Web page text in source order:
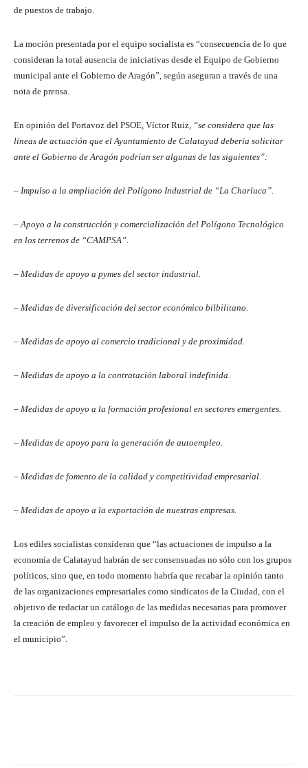
de puestos de trabajo.
La moción presentada por el equipo socialista es “consecuencia de lo que
consideran la total ausencia de iniciativas desde el Equipo de Gobierno
municipal ante el Gobierno de Aragón”, según aseguran a través de una
nota de prensa.
En opinión del Portavoz del PSOE, Víctor Ruiz, “se considera que las
líneas de actuación que el Ayuntamiento de Calatayud debería solicitar
ante el Gobierno de Aragón podrían ser algunas de las siguientes”:
– Impulso a la ampliación del Polígono Industrial de “La Charluca”.
– Apoyo a la construcción y comercialización del Polígono Tecnológico
en los terrenos de “CAMPSA”.
– Medidas de apoyo a pymes del sector industrial.
– Medidas de diversificación del sector económico bilbilitano.
– Medidas de apoyo al comercio tradicional y de proximidad.
– Medidas de apoyo a la contratación laboral indefinida.
– Medidas de apoyo a la formación profesional en sectores emergentes.
– Medidas de apoyo para la generación de autoempleo.
– Medidas de fomento de la calidad y competitividad empresarial.
– Medidas de apoyo a la exportación de nuestras empresas.
Los ediles socialistas consideran que “las actuaciones de impulso a la
economía de Calatayud habrán de ser consensuadas no sólo con los grupos
políticos, sino que, en todo momento habría que recabar la opinión tanto
de las organizaciones empresariales como sindicatos de la Ciudad, con el
objetivo de redactar un catálogo de las medidas necesarias para promover
la creación de empleo y favorecer el impulso de la actividad económica en
el municipio”.